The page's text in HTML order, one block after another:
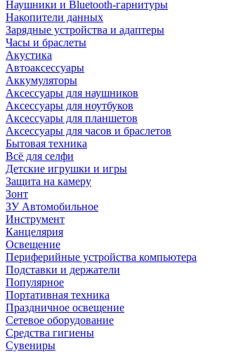
Наушники и Bluetooth-гарнитуры
Накопители данных
Зарядные устройства и адаптеры
Часы и браслеты
Акустика
Автоаксессуары
Аккумуляторы
Аксессуары для наушников
Аксессуары для ноутбуков
Аксессуары для планшетов
Аксессуары для часов и браслетов
Бытовая техника
Всё для селфи
Детские игрушки и игры
Защита на камеру
Зонт
ЗУ Автомобильное
Инструмент
Канцелярия
Освещение
Периферийные устройства компьютера
Подставки и держатели
Популярное
Портативная техника
Праздничное освещение
Сетевое оборудование
Средства гигиены
Сувениры